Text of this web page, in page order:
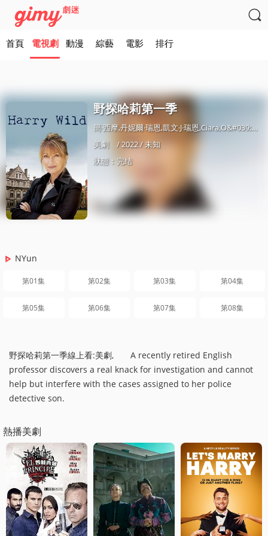

首頁 電視劇 動漫 綜藝 電影 排行
野探哈莉第一季
簡·西摩,丹妮爾·瑞恩,凱文·J·瑞恩,Ciara,O&#039;Callaghan,斯圖爾特·格雷厄姆,Rohan,Nedd,Rose,O&#039;Neill,Anthony,Delaney,艾米·衚伯曼,Morgan,C.,Jones,保羅·泰來尅,Maghnús,Foy,Conor,Lambert,亞儅·弗格斯,Serena,Kennedy,斯蒂芬·霍根,Gina,Costigan,Lynette,Callaghan,愛麗絲·麥卡錫,保羅·雷德,艾登·奧黑爾,艾米·德·畢罕,諾瑪·
美劇
/ 2022 / 未知
狀態：完结
NYun
第01集 第02集 第03集 第04集
第05集 第06集 第07集 第08集
野探哈莉第一季線上看:美劇, A recently retired English
professor discovers a real knack for investigation and cannot
help but interfere with the cases assigned to her police
detective son.
熱播美劇